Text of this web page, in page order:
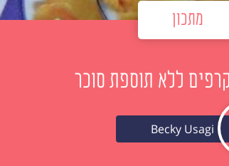
מתכון
ללא תוספת סוכר
Becky Usagi